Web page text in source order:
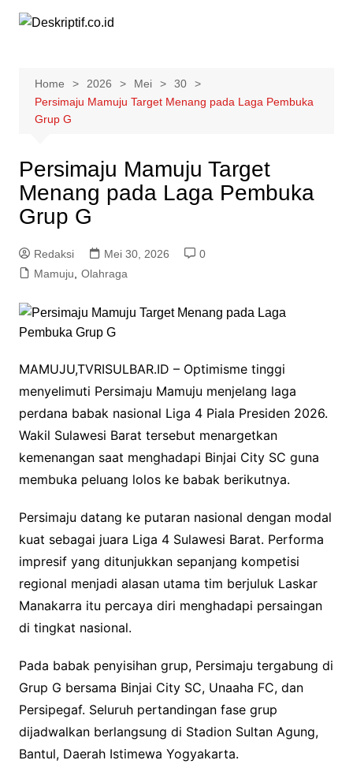
Home 2026 Mei
30
Persimaju Mamuju Target Menang pada Laga Pembuka
Grup G
Persimaju Mamuju Target
Menang pada Laga Pembuka
Grup G
Redaksi Mei 30, 2026
0
Mamuju, Olahraga
MAMUJU,TVRISULBAR.ID – Optimisme tinggi
menyelimuti Persimaju Mamuju menjelang laga
perdana babak nasional Liga 4 Piala Presiden 2026.
Wakil Sulawesi Barat tersebut menargetkan
kemenangan saat menghadapi Binjai City SC guna
membuka peluang lolos ke babak berikutnya.
Persimaju datang ke putaran nasional dengan modal
kuat sebagai juara Liga 4 Sulawesi Barat. Performa
impresif yang ditunjukkan sepanjang kompetisi
regional menjadi alasan utama tim berjuluk Laskar
Manakarra itu percaya diri menghadapi persaingan
di tingkat nasional.
Pada babak penyisihan grup, Persimaju tergabung di
Grup G bersama Binjai City SC, Unaaha FC, dan
Persipegaf. Seluruh pertandingan fase grup
dijadwalkan berlangsung di Stadion Sultan Agung,
Bantul, Daerah Istimewa Yogyakarta.